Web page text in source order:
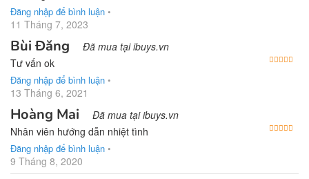
Đăng nhập để bình luận •
11 Tháng 7, 2023
Bùi Đăng Đã mua tại ibuys.vn
Tư vấn ok
Đăng nhập để bình luận •
13 Tháng 6, 2021
Hoàng Mai Đã mua tại ibuys.vn
Nhân viên hướng dẫn nhiệt tình
Đăng nhập để bình luận •
9 Tháng 8, 2020